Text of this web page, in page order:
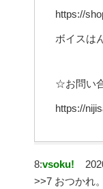
https://
ボイスは
☆お問い
https://
8:vsoku!
>>7 おつかれ